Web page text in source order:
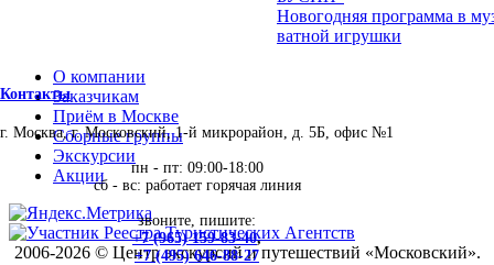
Новогодняя программа в
ватной игрушки
Контакты
г. Москва, г. Московский, 1-й микрорайон, д. 5Б, офис №1
пн - пт: 09:00-18:00
сб - вс: работает горячая линия
звоните, пишите:
+7 (965) 159-83-40,
+7 (495) 646-88-27
О компании
Заказчикам
Приём в Москве
Сборные группы
Экскурсии
Акции
2006-2026 © Центр экскурсий и путешествий «Московский».